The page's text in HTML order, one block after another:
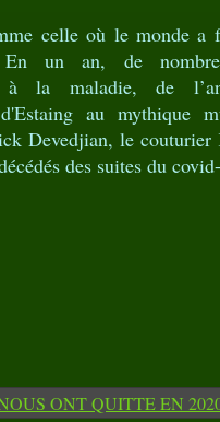
celle où le monde a
En un an, de
à la maladie, de
au mythique
Devedjian, le couturier
des suites du